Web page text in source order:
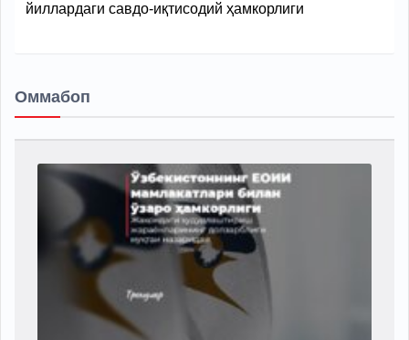
йиллардаги савдо-иқтисодий ҳамкорлиги
Оммабоп